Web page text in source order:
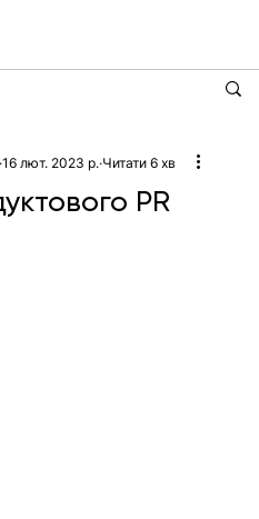
PR
16 лют. 2023 р. Читати 6 хв